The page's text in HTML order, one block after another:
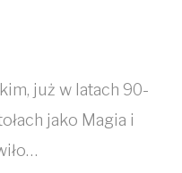
już w latach 90-
jako Magia i